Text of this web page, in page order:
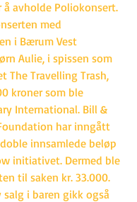
avholde Poliokonsert.
med
i Bærum Vest
Aulie, i spissen som
The Travelling Trash,
kroner som ble
International. Bill &
har inngått
innsamlede beløp
initiativet. Dermed ble
til saken kr. 33.000.
salg i baren gikk også